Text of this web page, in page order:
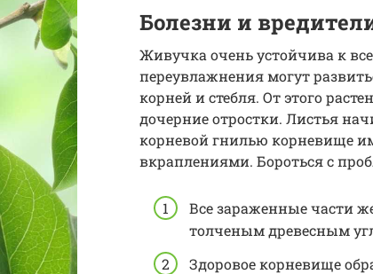
Болезни и
Живучка очень устойчива к
переувлажнения могут
корней и стебля. От этого
дочерние отростки. Листья
корневой гнилью корневище
вкраплениями. Бороться с
Все зараженные части
толченым древесным
Здоровое корневище